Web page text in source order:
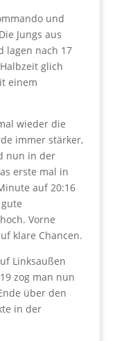
und
Jungs aus
lagen nach 17
glich
einem
wieder die
immer stärker,
nun in der
erste mal in
auf 20:16
Vorne
klare Chancen.
Linksaußen
zog man nun
über den
in der